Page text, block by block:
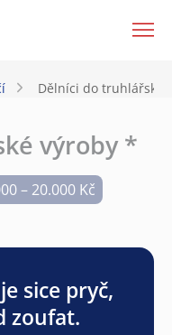
Dělníci do truhlářské
výroby *
– 20.000 Kč
sice pryč,
zoufat.